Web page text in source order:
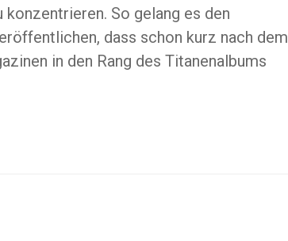
So gelang es den
dass schon kurz nach dem
in den Rang des Titanenalbums